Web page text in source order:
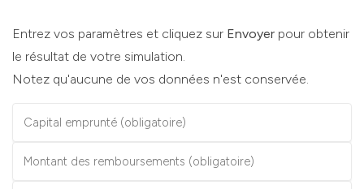
Entrez vos paramètres et cliquez sur Envoyer pour obtenir
le résultat de votre simulation.
Notez qu'aucune de vos données n'est conservée.
Capital emprunté (obligatoire)
Montant des remboursements (obligatoire)